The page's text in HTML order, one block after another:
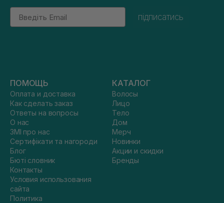
Email
підписатись
ПОМОЩЬ
Оплата и доставка
Как сделать заказ
Ответы на вопросы
О нас
ЗМІ про нас
Сертифікати та нагороди
Блог
Бюті словник
Контакты
Условия использования
сайта
Политика
КАТАЛОГ
Волосы
Лицо
Тело
Дом
Мерч
Новинки
Акции и скидки
Бренды